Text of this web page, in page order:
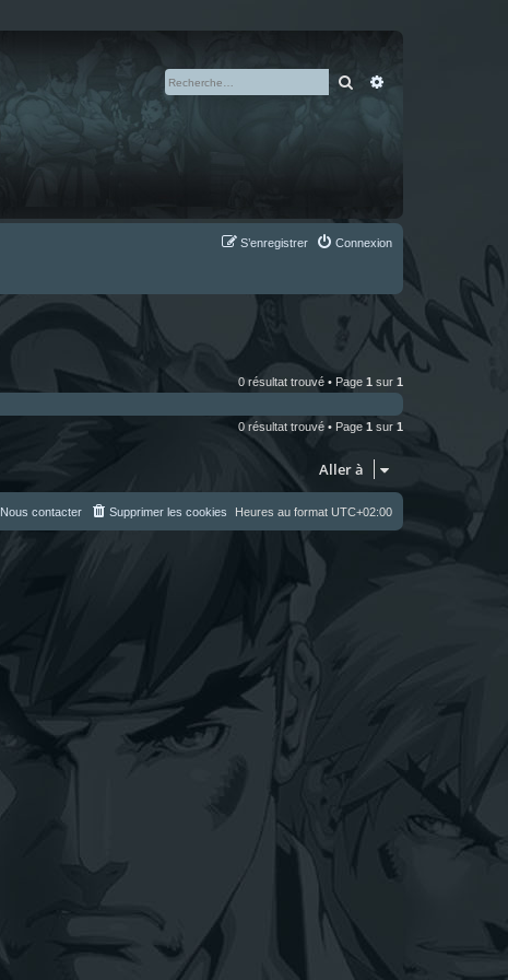
Rechercher
Connexion
S’enregistrer
0 résultat trouvé • Page 1 sur 1
0 résultat trouvé • Page 1 sur 1
Aller à
Heures au format UTC+02:00
Supprimer les cookies
Nous contacter